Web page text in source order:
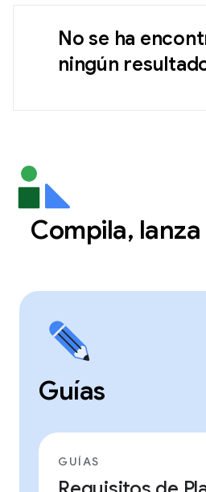
No se ha
ningún
Compila,
Guías
GUÍAS